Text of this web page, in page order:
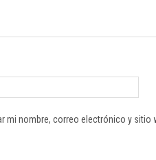
mi nombre, correo electrónico y sitio